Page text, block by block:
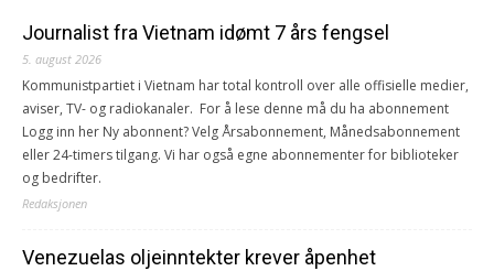
Journalist fra Vietnam idømt 7 års fengsel
5. august 2026
Kommunistpartiet i Vietnam har total kontroll over alle offisielle medier,
aviser, TV- og radiokanaler. For å lese denne må du ha abonnement
Logg inn her Ny abonnent? Velg Årsabonnement, Månedsabonnement
eller 24-timers tilgang. Vi har også egne abonnementer for biblioteker
og bedrifter.
Redaksjonen
Venezuelas oljeinntekter krever åpenhet